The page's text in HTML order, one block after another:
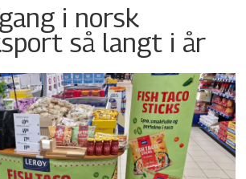
i norsk
så langt i år